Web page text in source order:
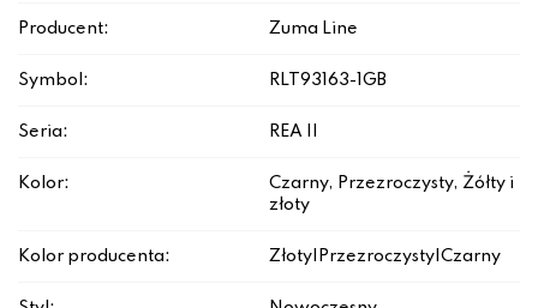
Producent: Zuma Line
Symbol: RLT93163-1GB
Seria: REA II
Kolor:
Czarny, Przezroczysty, Żółty i
złoty
Kolor producenta: Złoty|Przezroczysty|Czarny